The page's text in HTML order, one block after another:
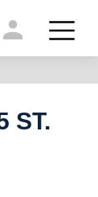
ST.